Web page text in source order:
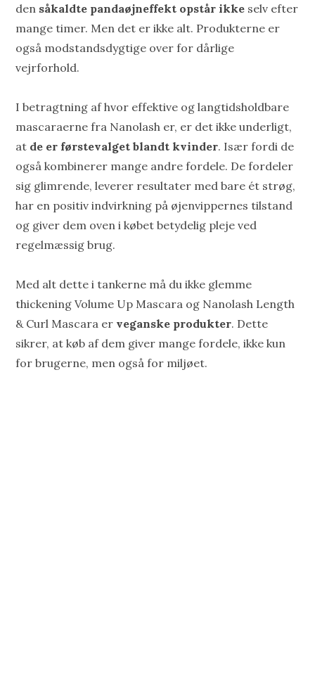
den såkaldte pandaøjneffekt opstår ikke selv efter
mange timer. Men det er ikke alt. Produkterne er
også modstandsdygtige over for dårlige
vejrforhold.
I betragtning af hvor effektive og langtidsholdbare
mascaraerne fra Nanolash er, er det ikke underligt,
at de er førstevalget blandt kvinder. Især fordi de
også kombinerer mange andre fordele. De fordeler
sig glimrende, leverer resultater med bare ét strøg,
har en positiv indvirkning på øjenvippernes tilstand
og giver dem oven i købet betydelig pleje ved
regelmæssig brug.
Med alt dette i tankerne må du ikke glemme
thickening Volume Up Mascara og Nanolash Length
& Curl Mascara er veganske produkter. Dette
sikrer, at køb af dem giver mange fordele, ikke kun
for brugerne, men også for miljøet.